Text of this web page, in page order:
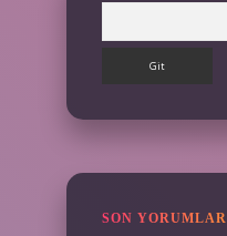
SON YORUMLAR